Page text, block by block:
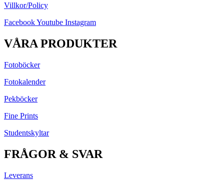
Villkor/Policy
FacebookYoutube Instagram
VÅRA PRODUKTER
Fotoböcker
Fotokalender
Pekböcker
Fine Prints
Studentskyltar
FRÅGOR & SVAR
Leverans